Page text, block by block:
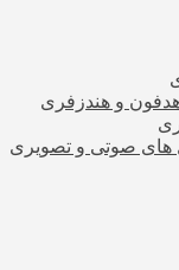
هدفون و هندزفری
های صوتی و تصویری